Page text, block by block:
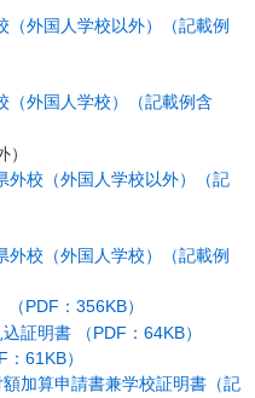
（外国人学校以外）（記載例
（外国人学校）（記載例含
外校（外国人学校以外）（記
外校（外国人学校）（記載例
PDF：356KB）
証明書 （PDF：64KB）
61KB）
加算申請書兼学校証明書（記